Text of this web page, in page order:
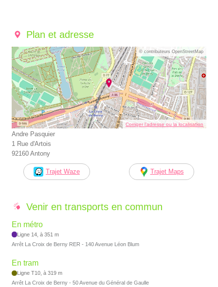
Plan et adresse
© contributeurs OpenStreetMap
Corriger l’adresse ou la localisation
Andre Pasquier
1 Rue d'Artois
92160 Antony
Trajet Waze Trajet Maps
Venir en transports en commun
En métro
Ligne 14, à 351 m
Arrêt La Croix de Berny RER - 140 Avenue Léon Blum
En tram
Ligne T10, à 319 m
Arrêt La Croix de Berny - 50 Avenue du Général de Gaulle